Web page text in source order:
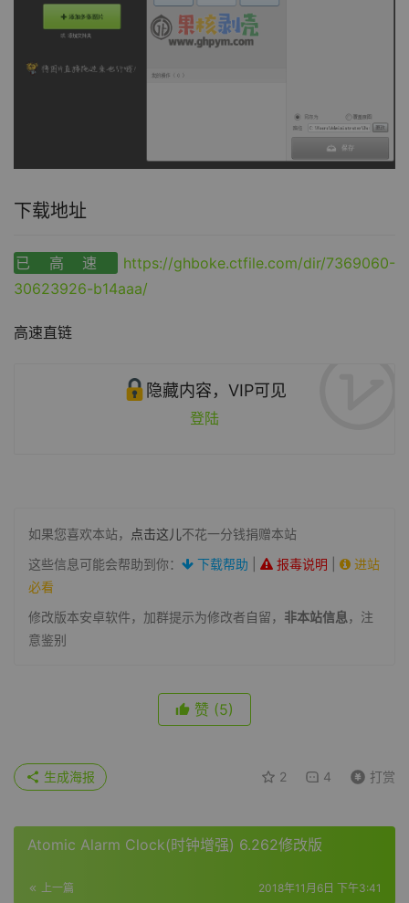
下载地址
已高速
https://ghboke.ctfile.com/dir/7369060-
30623926-b14aaa/
高速直链
隐藏内容，VIP可见
登陆
如果您喜欢本站， 点击这儿不花一分钱捐赠本站
这些信息可能会帮助到你：
下载帮助 报毒说明
进站
必看
修改版本安卓软件，加群提示为修改者自留， 非本站信息，注
意鉴别
赞 (5)
2 4 打赏
生成海报
Atomic Alarm Clock(时钟增强) 6.262修改版
上一篇 2018年11月6日 下午3:41